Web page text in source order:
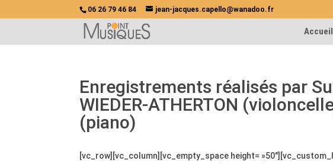
06 26 79 46 84 jean-jacques.capello@wanadoo.fr
Accueil
Enregistrements réalisés par
WIEDER-ATHERTON
(piano)
[vc_row][vc_column][vc_empty_space height=